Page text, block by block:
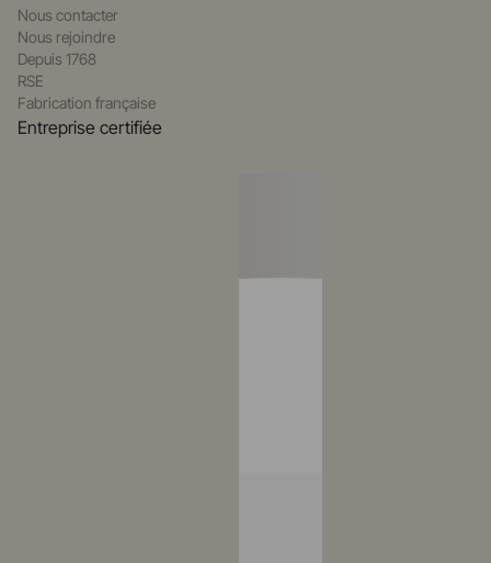
Nous contacter
Nous rejoindre
Depuis 1768
RSE
Fabrication française
Entreprise certifiée